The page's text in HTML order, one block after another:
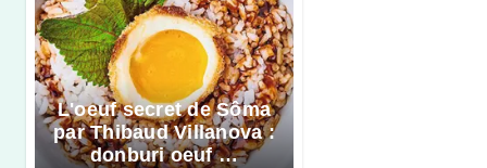
L'oeuf secret de Sôma
par Thibaud Villanova :
donburi oeuf …